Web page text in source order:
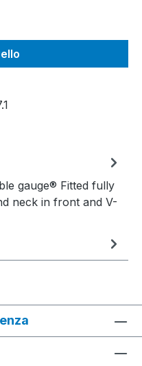
gauge® Fitted fully
neck in front and V-